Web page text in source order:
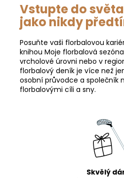
Vstupte do
jako nikdy
Posuňte vaši florbalovou
knihou Moje florbalová
vrcholové úrovni nebo v
florbalový deník je více než
osobní průvodce a společník
florbalovými cíli a sny.
Skvělý